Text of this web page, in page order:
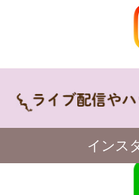
インス